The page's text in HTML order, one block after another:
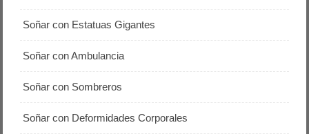
Soñar con Estatuas Gigantes
Soñar con Ambulancia
Soñar con Sombreros
Soñar con Deformidades Corporales